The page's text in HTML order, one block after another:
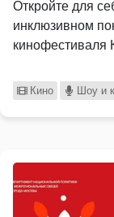
Откройте для
инклюзивном
кинофестиваля
Кино Шоу и